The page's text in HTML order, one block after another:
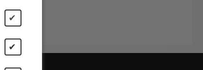
✔
✔